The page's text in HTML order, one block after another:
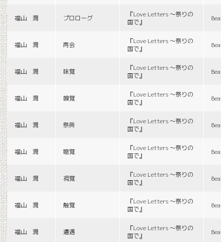
福山 潤 プロローグ
『Love Letters 〜祭りの
国で』
福山 潤 再会
『Love Letters 〜祭りの
国で』
福山 潤 味覚
『Love Letters 〜祭りの
国で』
福山 潤 嗅覚
『Love Letters 〜祭りの
国で』
福山 潤 祭典
『Love Letters 〜祭りの
国で』
福山 潤 聴覚
『Love Letters 〜祭りの
国で』
福山 潤 視覚
『Love Letters 〜祭りの
国で』
福山 潤 触覚
『Love Letters 〜祭りの
国で』
福山 潤 遭遇
『Love Letters 〜祭りの
国で』